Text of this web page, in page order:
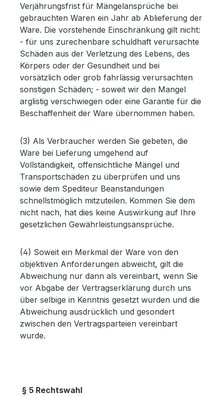
Verjährungsfrist für Mängelansprüche bei
gebrauchten Waren ein Jahr ab Ablieferung der
Ware. Die vorstehende Einschränkung gilt nicht:
- für uns zurechenbare schuldhaft verursachte
Schäden aus der Verletzung des Lebens, des
Körpers oder der Gesundheit und bei
vorsätzlich oder grob fahrlässig verursachten
sonstigen Schäden; - soweit wir den Mangel
arglistig verschwiegen oder eine Garantie für die
Beschaffenheit der Ware übernommen haben.
(3) Als Verbraucher werden Sie gebeten, die
Ware bei Lieferung umgehend auf
Vollständigkeit, offensichtliche Mängel und
Transportschäden zu überprüfen und uns
sowie dem Spediteur Beanstandungen
schnellstmöglich mitzuteilen. Kommen Sie dem
nicht nach, hat dies keine Auswirkung auf Ihre
gesetzlichen Gewährleistungsansprüche.
(4) Soweit ein Merkmal der Ware von den
objektiven Anforderungen abweicht, gilt die
Abweichung nur dann als vereinbart, wenn Sie
vor Abgabe der Vertragserklärung durch uns
über selbige in Kenntnis gesetzt wurden und die
Abweichung ausdrücklich und gesondert
zwischen den Vertragsparteien vereinbart
wurde.
§ 5 Rechtswahl